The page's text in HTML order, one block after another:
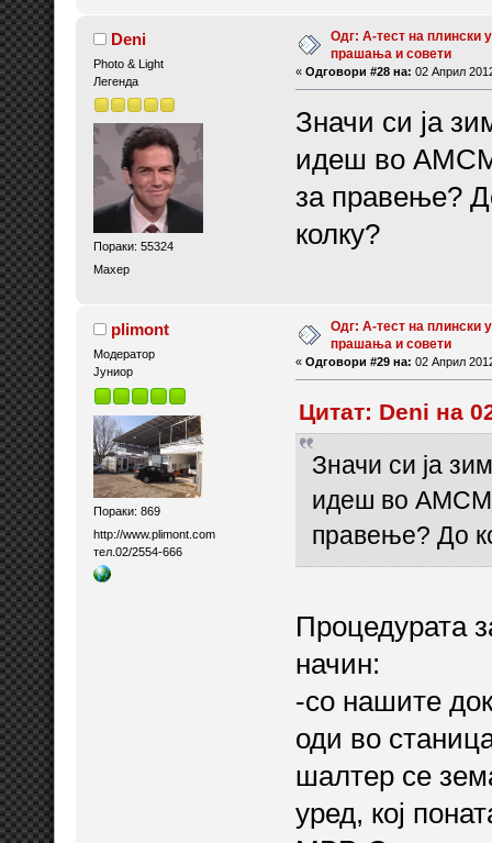
Deni
Photo & Light
Легенда
Пораки: 55324
Махер
Одг: А-тест на плински
прашања и совети
« Одговори #28 на: 02 Април
Значи си ја
идеш во АМСМ
за правење?
колку?
plimont
Модератор
Јуниор
Пораки: 869
http://www.plimont.com
тел.02/2554-666
Одг: А-тест на плински
прашања и совети
« Одговори #29 на: 02 Април
Цитат: Deni на
Значи си ја
идеш во АМСМ
правење? До
Процедурата
начин:
-со нашите
оди во
шалтер се
уред, кој